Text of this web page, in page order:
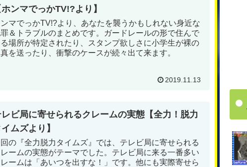
ンマでっかTV!?より】
マでっかTV!?より、あなたを襲うかもしれない身近な
＆トラブルのまとめです。ガードレールの形で住んで
場所が特定されたり、スタンプ欲しさに小学生が裸の
を送ったり、衝撃のケースが続々出て来ます。
2019.11.13
ビ局に寄せられるクレームの実態【全力！脱力
ムズより】
の『全力脱力タイムズ』では、テレビ局に寄せられる
ームの実態がテーマでした。テレビ局に来る一番多い
ームは「あいつを出すな！」です。他にも実際寄せら